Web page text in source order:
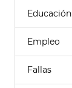
Educación
Empleo
Fallas